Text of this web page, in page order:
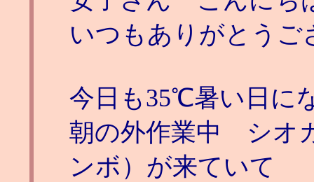
いつもありがとうご
今日も35℃暑い日に
朝の外作業中 シオ
ンボ）が来ていて